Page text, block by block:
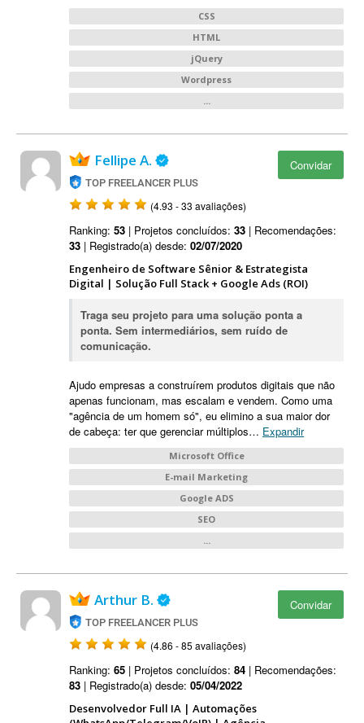
CSS
HTML
jQuery
Wordpress
...
Convidar
Fellipe A.
TOP FREELANCER PLUS
(4.93 - 33 avaliações)
Ranking: 53 | Projetos concluídos: 33 | Recomendações:
33 | Registrado(a) desde: 02/07/2020
Engenheiro de Software Sênior & Estrategista
Digital | Solução Full Stack + Google Ads (ROI)
Traga seu projeto para uma solução ponta a
ponta. Sem intermediários, sem ruído de
comunicação.
Ajudo empresas a construírem produtos digitais que não
apenas funcionam, mas escalam e vendem. Como uma
"agência de um homem só", eu elimino a sua maior dor
de cabeça: ter que gerenciar múltiplos… Expandir
Microsoft Office
E-mail Marketing
Google ADS
SEO
...
Convidar
Arthur B.
TOP FREELANCER PLUS
(4.86 - 85 avaliações)
Ranking: 65 | Projetos concluídos: 84 | Recomendações:
83 | Registrado(a) desde: 05/04/2022
Desenvolvedor Full IA | Automações